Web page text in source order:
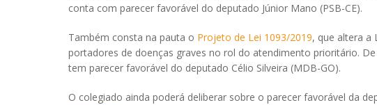
conta com parecer favorável do deputado Júnior Mano (PSB-CE).
Também consta na pauta o Projeto de Lei 1093/2019, que altera a
portadores de doenças graves no rol do atendimento prioritário.
tem parecer favorável do deputado Célio Silveira (MDB-GO).
O colegiado ainda poderá deliberar sobre o parecer favorável da